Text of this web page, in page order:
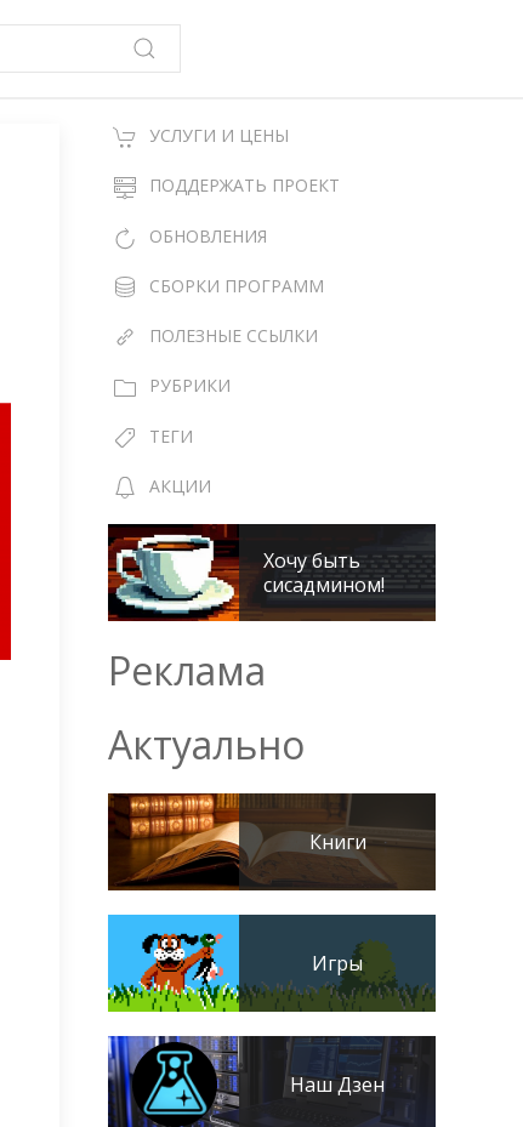
УСЛУГИ И ЦЕНЫ
ПОДДЕРЖАТЬ ПРОЕКТ
ОБНОВЛЕНИЯ
СБОРКИ ПРОГРАММ
ПОЛЕЗНЫЕ ССЫЛКИ
РУБРИКИ
ТЕГИ
АКЦИИ
Хочу быть
сисадмином!
Реклама
Актуально
Книги
Игры
Наш Дзен